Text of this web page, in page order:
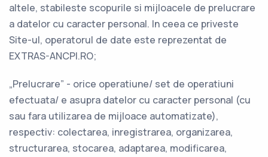
altele, stabileste scopurile si mijloacele de prelucrare
a datelor cu caracter personal. In ceea ce priveste
Site-ul, operatorul de date este reprezentat de
EXTRAS-ANCPI.RO;
„Prelucrare” - orice operatiune/ set de operatiuni
efectuata/ e asupra datelor cu caracter personal (cu
sau fara utilizarea de mijloace automatizate),
respectiv: colectarea, inregistrarea, organizarea,
structurarea, stocarea, adaptarea, modificarea,